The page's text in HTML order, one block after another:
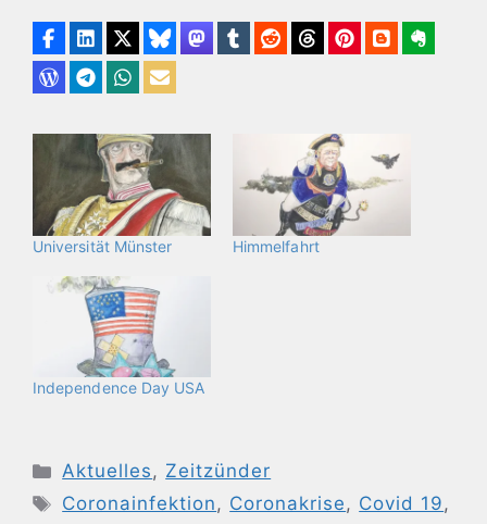
Universität Münster Himmelfahrt
Independence Day USA
Kategorien
Aktuelles, Zeitzünder
Schlagwörter
Coronainfektion, Coronakrise, Covid 19,